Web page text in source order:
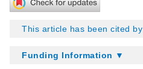
This article has been cited by
Funding Information ▼